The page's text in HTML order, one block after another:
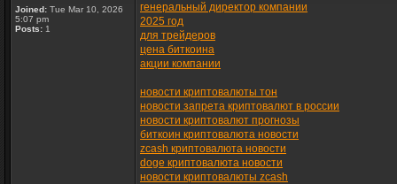
Joined: Tue Mar 10, 2026
5:07 pm
Posts: 1
генеральный директор компании
2025 год
для трейдеров
цена биткоина
акции компании
новости криптовалюты тон
новости запрета криптовалют в россии
новости криптовалют прогнозы
биткоин криптовалюта новости
zcash криптовалюта новости
doge криптовалюта новости
новости криптовалюты zcash